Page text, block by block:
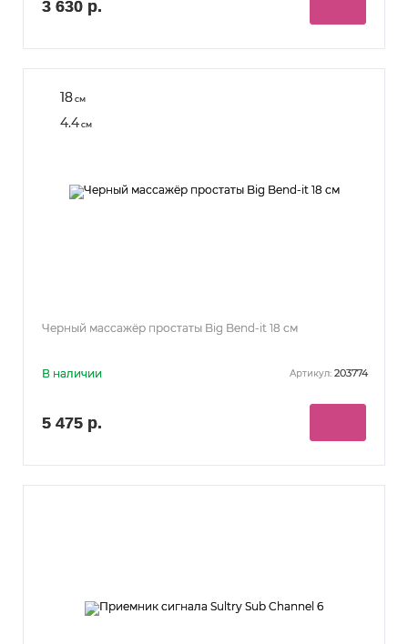
3 630 р.
18см
4.4см
Черный массажёр простаты Big Bend-it 18 см
В наличии Артикул: 203774
5 475 р.